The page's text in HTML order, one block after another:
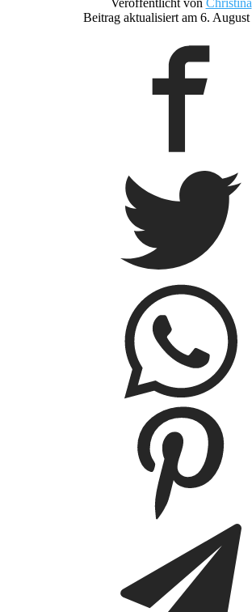
Veröffentlicht von Christina
Beitrag aktualisiert am 6.